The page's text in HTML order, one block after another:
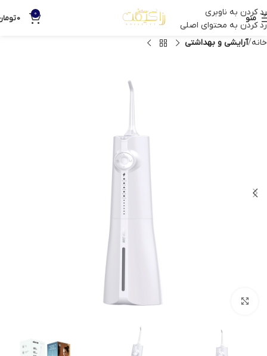
رد کردن به ناوبری
رد کردن به محتوای اصلی
منو 0
0
خانه آرایشی و بهداشتی